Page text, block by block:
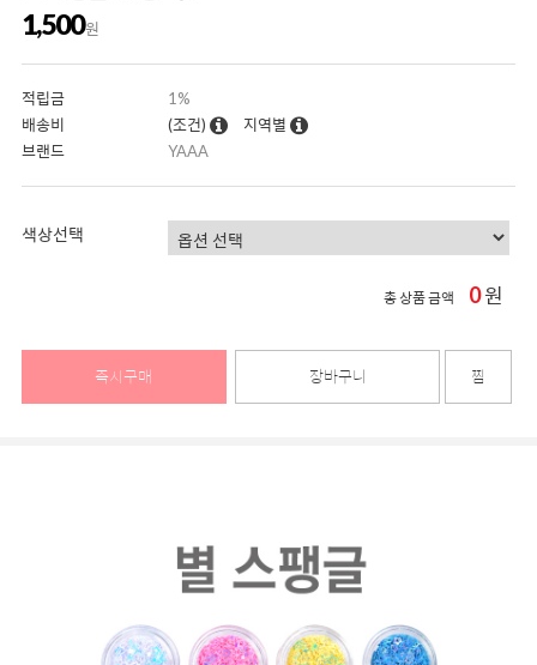
1,500원
적립금
1%
배송비
(조건)
지역별
브랜드
YAAA
색상선택
총 상품 금액 0원
즉시구매 장바구니 찜